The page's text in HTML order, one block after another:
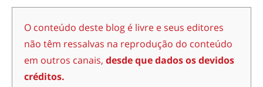
O conteúdo deste blog é livre e seus editores
não têm ressalvas na reprodução do conteúdo
em outros canais, desde que dados os devidos
créditos.